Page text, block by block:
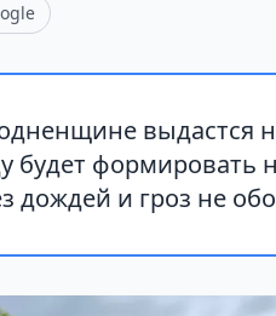
выдастся
будет формировать
дождей и гроз не